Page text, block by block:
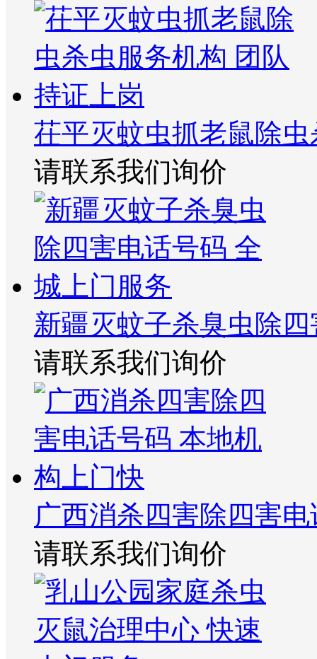
茌平灭蚊虫抓老鼠除
请联系我们询价
新疆灭蚊子杀臭虫除
请联系我们询价
广西消杀四害除四害
请联系我们询价